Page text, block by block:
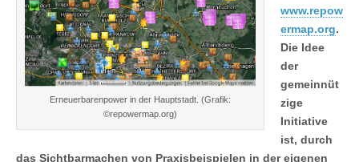
Erneuerbarenpower in der Hauptstadt. (Grafik:
©repowermap.org)
www.repow
ermap.org.
Die Idee
der
gemeinnüt
zige
Initiative
ist, durch
das Sichtbarmachen von Praxisbeispielen in der eigenen